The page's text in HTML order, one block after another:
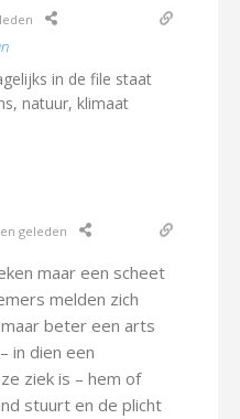
in de file staat
natuur, klimaat
geleden
maar een scheet
melden zich
beter een arts
in dien een
ziek is – hem of
stuurt en de plicht